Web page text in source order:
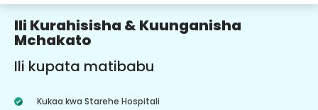
Ili Kurahisisha & Kuunganisha
Mchakato
Ili kupata matibabu
Kukaa kwa Starehe Hospitali